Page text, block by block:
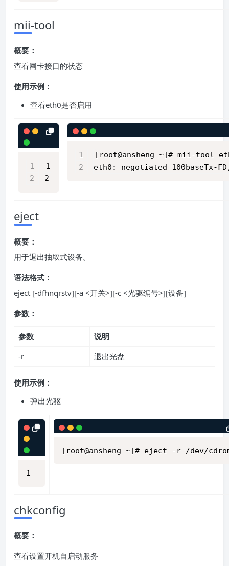
mii-tool
概要：
查看网卡接口的状态
使用示例：
查看eth0是否启用
1
2
[root@ansheng ~]# mii-tool
eth0: negotiated 100baseTx-
eject
概要：
用于退出抽取式设备。
语法格式：
eject [-dfhnqrstv][-a <开关>][-c <光驱编号>][设备]
参数：
参数
说明
-r
退出光盘
使用示例：
弹出光驱
1
[root@ansheng ~]# eject -r /dev/
chkconfig
概要：
查看设置开机自启动服务